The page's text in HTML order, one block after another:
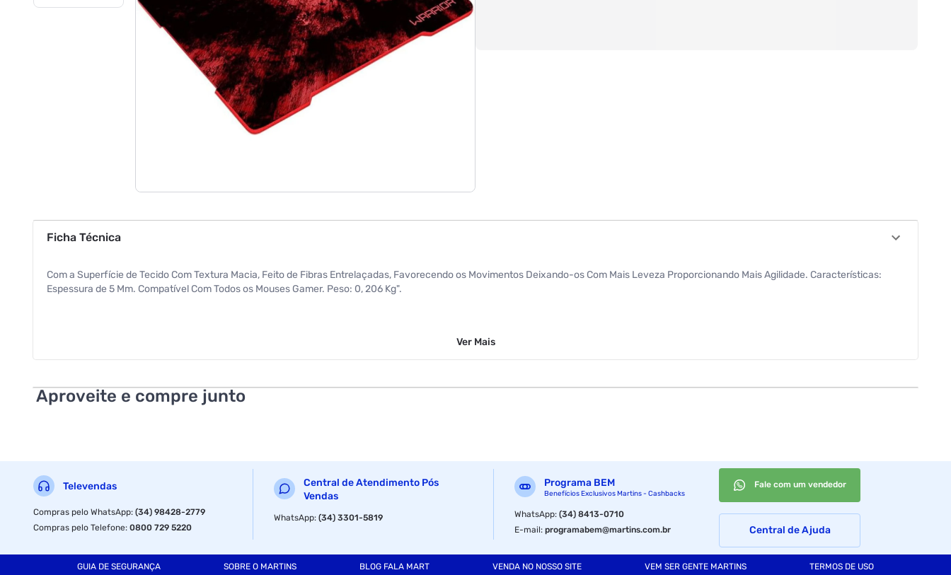
Ficha Técnica
Com a Superfície de Tecido Com Textura Macia, Feito de Fibras Entrelaçadas, Favorecendo os Movimentos Deixando-os Com Mais Leveza Proporcionando Mais Agilidade. Características:
Espessura de 5 Mm. Compatível Com Todos os Mouses Gamer. Peso: 0, 206 Kg".
Ver Mais
Aproveite e compre junto
Televendas
Compras pelo WhatsApp:(34) 98428-2779
Compras pelo Telefone:0800 729 5220
Central de Atendimento Pós
Vendas
WhatsApp:(34) 3301-5819
Programa BEM
Benefícios Exclusivos Martins - Cashbacks
WhatsApp:(34) 8413-0710
E-mail:programabem@martins.com.br
Fale com um vendedor
Central de Ajuda
GUIA DE SEGURANÇA SOBRE O MARTINS BLOG FALA MART VENDA NO NOSSO SITE VEM SER GENTE MARTINS TERMOS DE USO